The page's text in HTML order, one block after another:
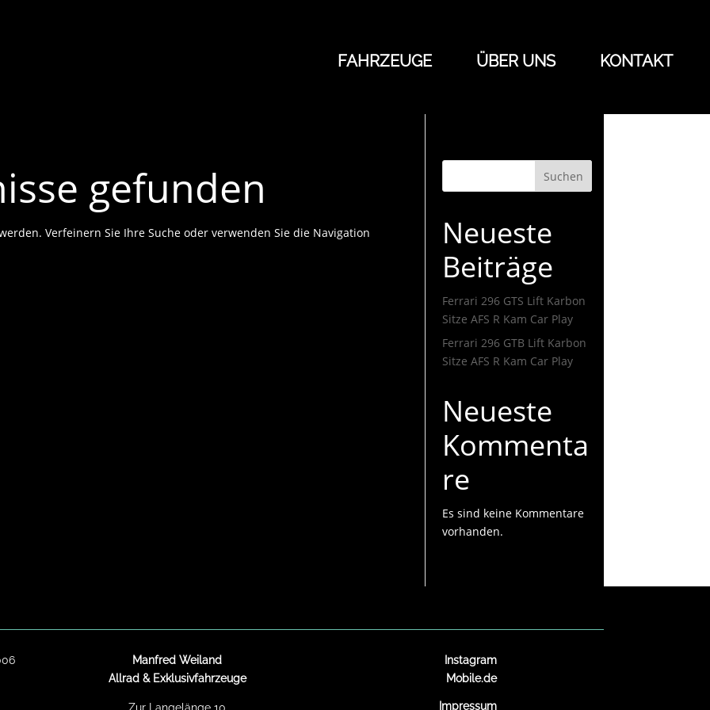
FAHRZEUGE ÜBER UNS KONTAKT
gefunden
Verfeinern Sie Ihre Suche oder verwenden Sie die Navigation
Suchen
Neueste
Beiträge
Ferrari 296 GTS Lift Karbon
Sitze AFS R Kam Car Play
Ferrari 296 GTB Lift Karbon
Sitze AFS R Kam Car Play
Neueste
Kommenta
re
Es sind keine Kommentare
vorhanden.
Manfred Weiland
Allrad & Exklusivfahrzeuge
Zur Langelänge 10
Instagram
Mobile.de
Impressum